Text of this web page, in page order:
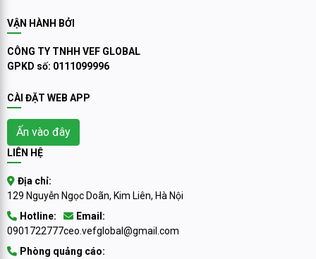
VẬN HÀNH BỞI
CÔNG TY TNHH VEF GLOBAL
GPKD số: 0111099996
CÀI ĐẶT WEB APP
Ấn vào đây
LIÊN HỆ
Địa chỉ:
129 Nguyễn Ngọc Doãn, Kim Liên, Hà Nội
Hotline:
0901722777
Email:
ceo.vefglobal@gmail.com
Phòng quảng cáo: